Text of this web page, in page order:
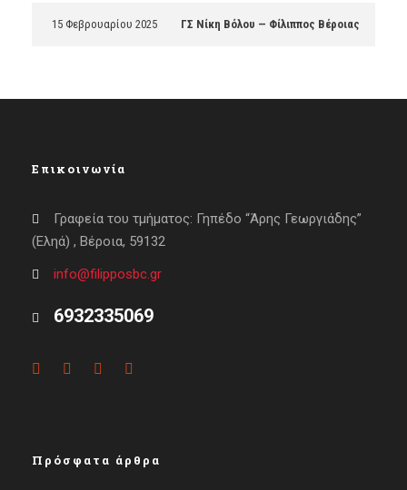
15 Φεβρουαρίου 2025 ΓΣ Νίκη Βόλου — Φίλιππος Βέροιας
Επικοινωνία
Γραφεία του τμήματος: Γηπέδο “Άρης Γεωργιάδης”
(Εληά) , Βέροια, 59132
info@filipposbc.gr
6932335069
Πρόσφατα άρθρα